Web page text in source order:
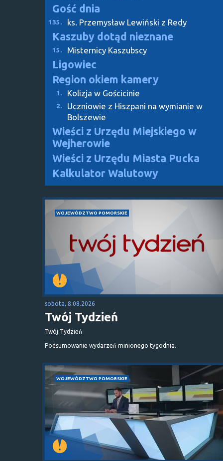
Gość dnia
135. ks. Przemysław Lewiński z Redy
Kaszuby dotąd nieznane
15. Misternicy Kaszubscy
Ligowiec
Region okiem kamery
1. Kolizja w Gościcinie
2.
Uczniowie z Hiszpani na wymianie w
Bolszewie
Wieści z Urzędu Miejskiego w
Wejherowie
Wieści z Urzędu Miasta Pucka
Kalkulator Walutowy
WOJEWÓDZTWO POMORSKIE
sobota, 8.08.2026
Twój Tydzień
Twój Tydzień
Podsumowanie wydarzeń minionego tygodnia.
WOJEWÓDZTWO POMORSKIE